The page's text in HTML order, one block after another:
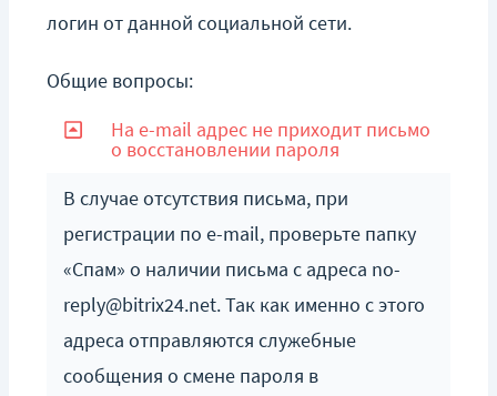
логин от данной социальной сети.
Общие вопросы:
На e-mail адрес не приходит письмо
о восстановлении пароля
В случае отсутствия письма, при
регистрации по e-mail, проверьте папку
«Спам» о наличии письма с адреса no-
reply@bitrix24.net. Так как именно с этого
адреса отправляются служебные
сообщения о смене пароля в